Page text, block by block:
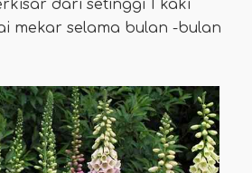
dari setinggi 1 kaki
mekar selama bulan -bulan